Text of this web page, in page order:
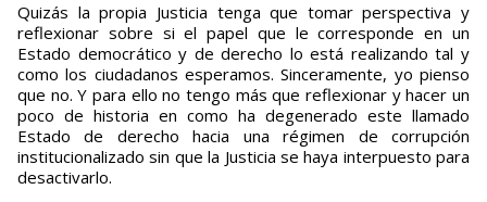
Quizás la propia Justicia tenga que tomar perspectiva y
reflexionar sobre si el papel que le corresponde en un
Estado democrático y de derecho lo está realizando tal y
como los ciudadanos esperamos. Sinceramente, yo pienso
que no. Y para ello no tengo más que reflexionar y hacer un
poco de historia en como ha degenerado este llamado
Estado de derecho hacia una régimen de corrupción
institucionalizado sin que la Justicia se haya interpuesto para
desactivarlo.